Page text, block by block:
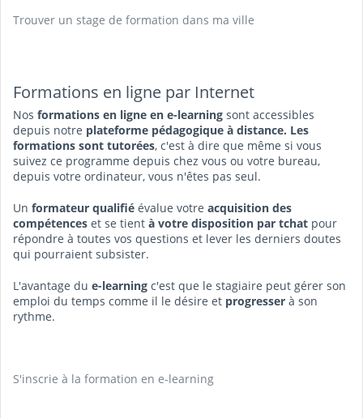
Trouver un stage de formation dans ma ville
Formations en ligne par Internet
Nos formations en ligne en e-learning sont accessibles
depuis notre plateforme pédagogique à distance. Les
formations sont tutorées, c'est à dire que même si vous
suivez ce programme depuis chez vous ou votre bureau,
depuis votre ordinateur, vous n'êtes pas seul.
Un formateur qualifié évalue votre acquisition des
compétences et se tient à votre disposition par tchat pour
répondre à toutes vos questions et lever les derniers doutes
qui pourraient subsister.
L'avantage du e-learning c'est que le stagiaire peut gérer son
emploi du temps comme il le désire et progresser à son
rythme.
S'inscrie à la formation en e-learning